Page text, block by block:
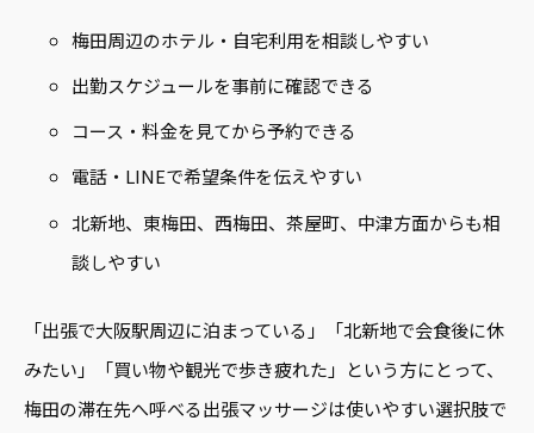
梅田周辺のホテル・自宅利用を相談しやすい
出勤スケジュールを事前に確認できる
コース・料金を見てから予約できる
電話・LINEで希望条件を伝えやすい
北新地、東梅田、西梅田、茶屋町、中津方面からも相
談しやすい
「出張で大阪駅周辺に泊まっている」「北新地で会食後に休
みたい」「買い物や観光で歩き疲れた」という方にとって、
梅田の滞在先へ呼べる出張マッサージは使いやすい選択肢で